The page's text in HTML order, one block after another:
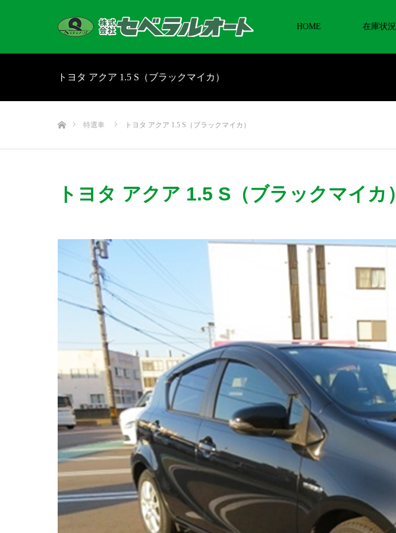
HOME 在庫状況
トヨタ アクア 1.5 S（ブラックマイカ）
特選車 トヨタ アクア 1.5 S（ブラックマイカ）
トヨタ アクア 1.5 S（ブラックマイカ）